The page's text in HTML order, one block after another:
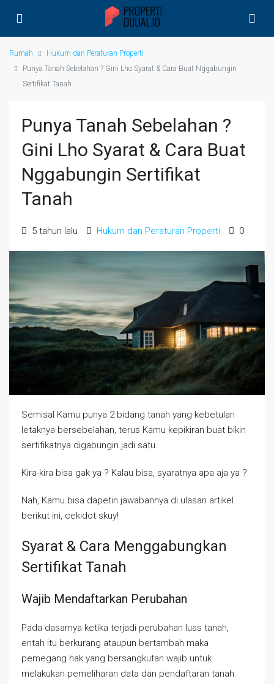
Rumah
Hukum dan Peraturan Properti
Punya Tanah Sebelahan ? Gini Lho Syarat & Cara Buat Nggabungin
Sertifikat Tanah
Punya Tanah Sebelahan ?
Gini Lho Syarat & Cara Buat
Nggabungin Sertifikat
Tanah
5 tahun lalu Hukum dan Peraturan Properti 0
Semisal Kamu punya 2 bidang tanah yang kebetulan
letaknya bersebelahan, terus Kamu kepikiran buat bikin
sertifikatnya digabungin jadi satu.
Kira-kira bisa gak ya ? Kalau bisa, syaratnya apa aja ya ?
Nah, Kamu bisa dapetin jawabannya di ulasan artikel
berikut ini, cekidot skuy!
Syarat & Cara Menggabungkan
Sertifikat Tanah
Wajib Mendaftarkan Perubahan
Pada dasarnya ketika terjadi perubahan luas tanah,
entah itu berkurang ataupun bertambah maka
pemegang hak yang bersangkutan wajib untuk
melakukan pemeliharan data dan pendaftaran tanah.